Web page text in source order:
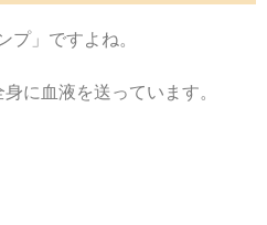
プ」ですよね。
に血液を送っています。